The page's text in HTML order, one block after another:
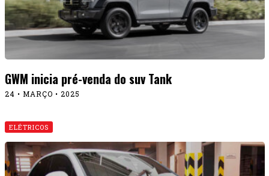
GWM inicia pré-venda do suv Tank
24 • MARÇO • 2025
ELÉTRICOS